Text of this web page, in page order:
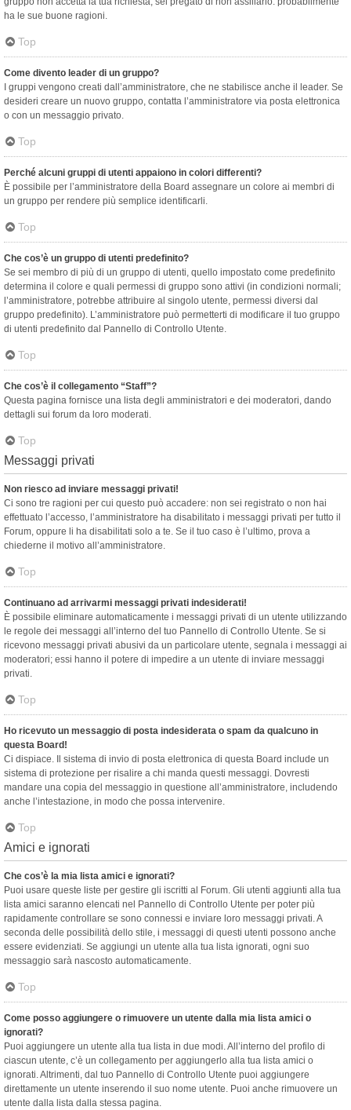
ha le sue buone ragioni.
Top
Come divento leader di un gruppo?
I gruppi vengono creati dall’amministratore, che ne stabilisce anche il leader. Se
desideri creare un nuovo gruppo, contatta l’amministratore via posta elettronica
o con un messaggio privato.
Top
Perché alcuni gruppi di utenti appaiono in colori differenti?
È possibile per l’amministratore della Board assegnare un colore ai membri di
un gruppo per rendere più semplice identificarli.
Top
Che cos’è un gruppo di utenti predefinito?
Se sei membro di più di un gruppo di utenti, quello impostato come predefinito
determina il colore e quali permessi di gruppo sono attivi (in condizioni normali;
l’amministratore, potrebbe attribuire al singolo utente, permessi diversi dal
gruppo predefinito). L’amministratore può permetterti di modificare il tuo gruppo
di utenti predefinito dal Pannello di Controllo Utente.
Top
Che cos’è il collegamento “Staff”?
Questa pagina fornisce una lista degli amministratori e dei moderatori, dando
dettagli sui forum da loro moderati.
Top
Messaggi privati
Non riesco ad inviare messaggi privati!
Ci sono tre ragioni per cui questo può accadere: non sei registrato o non hai
effettuato l’accesso, l’amministratore ha disabilitato i messaggi privati per tutto il
Forum, oppure li ha disabilitati solo a te. Se il tuo caso è l’ultimo, prova a
chiederne il motivo all’amministratore.
Top
Continuano ad arrivarmi messaggi privati indesiderati!
È possibile eliminare automaticamente i messaggi privati ​​di un utente utilizzando
le regole dei messaggi all’interno del tuo Pannello di Controllo Utente. Se si
ricevono messaggi privati ​​abusivi da un particolare utente, segnala i messaggi ai
moderatori; essi hanno il potere di impedire a un utente di inviare messaggi
privati​​.
Top
Ho ricevuto un messaggio di posta indesiderata o spam da qualcuno in
questa Board!
Ci dispiace. Il sistema di invio di posta elettronica di questa Board include un
sistema di protezione per risalire a chi manda questi messaggi. Dovresti
mandare una copia del messaggio in questione all’amministratore, includendo
anche l’intestazione, in modo che possa intervenire.
Top
Amici e ignorati
Che cos’è la mia lista amici e ignorati?
Puoi usare queste liste per gestire gli iscritti al Forum. Gli utenti aggiunti alla tua
lista amici saranno elencati nel Pannello di Controllo Utente per poter più
rapidamente controllare se sono connessi e inviare loro messaggi privati. A
seconda delle possibilità dello stile, i messaggi di questi utenti possono anche
essere evidenziati. Se aggiungi un utente alla tua lista ignorati, ogni suo
messaggio sarà nascosto automaticamente.
Top
Come posso aggiungere o rimuovere un utente dalla mia lista amici o
ignorati?
Puoi aggiungere un utente alla tua lista in due modi. All’interno del profilo di
ciascun utente, c’è un collegamento per aggiungerlo alla tua lista amici o
ignorati. Altrimenti, dal tuo Pannello di Controllo Utente puoi aggiungere
direttamente un utente inserendo il suo nome utente. Puoi anche rimuovere un
utente dalla lista dalla stessa pagina.